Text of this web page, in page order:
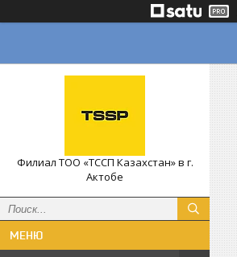
Филиал ТОО «ТССП Казахстан» в г.
Актобе